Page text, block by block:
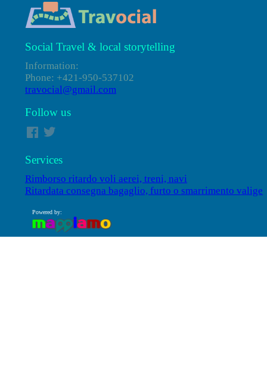
Social Travel & local storytelling
Information:
Phone: +421-950-537102
travocial@gmail.com
Follow us
Services
Rimborso ritardo voli aerei, treni, navi
Ritardata consegna bagaglio, furto o smarrimento valige
Powered by: